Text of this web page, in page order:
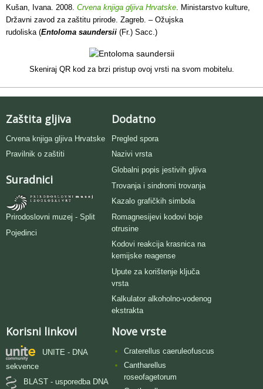
Kušan, Ivana. 2008. Crvena knjiga gljiva Hrvatske. Ministarstvo kulture,
Državni zavod za zaštitu prirode. Zagreb. – Ožujska
rudoliska (Entoloma saundersii (Fr.) Sacc.)
Skeniraj QR kod za brzi pristup ovoj vrsti na svom mobitelu.
Zaštita gljiva
Crvena knjiga gljiva Hrvatske
Pravilnik o zaštiti
Suradnici
Prirodoslovni muzej - Split
Pojedinci
Dodatno
Pregled spora
Nazivi vrsta
Globalni popis jestivih gljiva
Trovanja i sindromi trovanja
Kazalo grafičkih simbola
Romagnesijevi kodovi boje
otrusine
Kodovi reakcija krasnica na
kemijske reagense
Upute za korištenje ključa
vrsta
Kalkulator alkoholno-vodenog
ekstrakta
Korisni linkovi
UNITE - DNA
sekvence
BLAST - usporedba DNA
Nove vrste
Craterellus caeruleofuscus
Cantharellus
roseofagetorum